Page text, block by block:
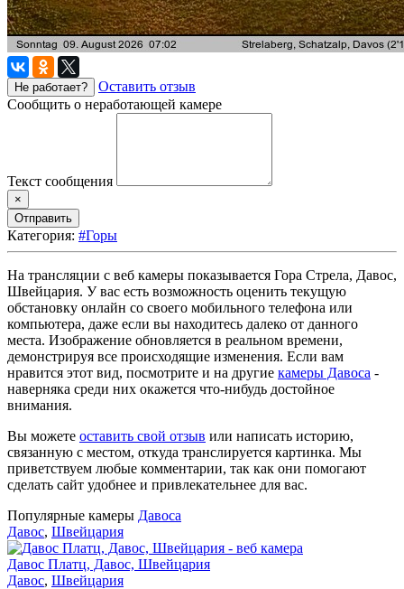
Не работает?
Оставить отзыв
Сообщить о неработающей камере
Текст сообщения
×
Отправить
Категория: #Горы
На трансляции с веб камеры показывается Гора Стрела, Давос,
Швейцария. У вас есть возможность оценить текущую
обстановку онлайн со своего мобильного телефона или
компьютера, даже если вы находитесь далеко от данного
места. Изображение обновляется в реальном времени,
демонстрируя все происходящие изменения. Если вам
нравится этот вид, посмотрите и на другие камеры Давоса -
наверняка среди них окажется что-нибудь достойное
внимания.
Вы можете оставить свой отзыв или написать историю,
связанную с местом, откуда транслируется картинка. Мы
приветствуем любые комментарии, так как они помогают
сделать сайт удобнее и привлекательнее для вас.
Популярные камеры Давоса
Давос, Швейцария
Давос Платц, Давос, Швейцария
Давос, Швейцария